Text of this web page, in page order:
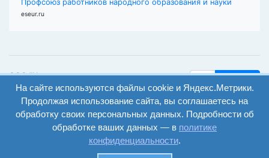
Профсоюз работников народного образования и науки
eseur.ru
ООО "Центр
образования и
консалтинга"
Волгоград 2008-
2026
вход
регистрация
Версия
сайта для
слабовидящих
На сайте используются файлы cookie и Яндекс.Метрики.
Продолжая использование сайта, вы соглашаетесь на
обработку своих персональных данных. Подробности об
обработке ваших данных — в политике
конфиденциальности.